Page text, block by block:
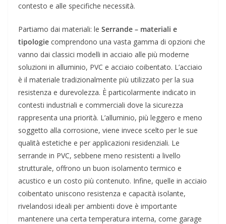
contesto e alle specifiche necessità.
Partiamo dai materiali: le Serrande – materiali e
tipologie comprendono una vasta gamma di opzioni che
vanno dai classici modelli in acciaio alle più moderne
soluzioni in alluminio, PVC e acciaio coibentato. L’acciaio
è il materiale tradizionalmente più utilizzato per la sua
resistenza e durevolezza. È particolarmente indicato in
contesti industriali e commerciali dove la sicurezza
rappresenta una priorità. L’alluminio, più leggero e meno
soggetto alla corrosione, viene invece scelto per le sue
qualità estetiche e per applicazioni residenziali. Le
serrande in PVC, sebbene meno resistenti a livello
strutturale, offrono un buon isolamento termico e
acustico e un costo più contenuto. Infine, quelle in acciaio
coibentato uniscono resistenza e capacità isolante,
rivelandosi ideali per ambienti dove è importante
mantenere una certa temperatura interna, come garage